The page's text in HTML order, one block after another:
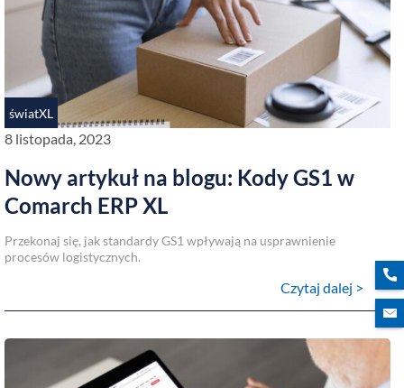
światXL
8 listopada, 2023
Nowy artykuł na blogu: Kody GS1 w
Comarch ERP XL
Przekonaj się, jak standardy GS1 wpływają na usprawnienie
procesów logistycznych.
Czytaj dalej >